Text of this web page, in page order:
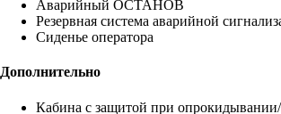
Аварийный ОСТАНОВ
Резервная система аварийной
Сиденье оператора
Дополнительно
Кабина с защитой при